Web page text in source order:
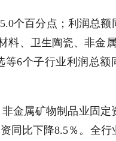
个百分点；利润总额
料、卫生陶瓷、非金
6个子行业利润总额
金属矿物制品业固定
同比下降8.5％。全行